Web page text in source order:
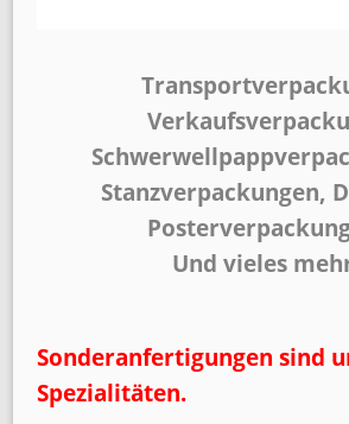
Stanzverpackungen,
Und vieles
Sonderanfertigungen sind
Spezialitäten.